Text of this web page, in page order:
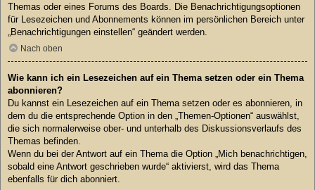
Themas oder eines Forums des Boards. Die Benachrichtigungsoptionen
für Lesezeichen und Abonnements können im persönlichen Bereich unter
„Benachrichtigungen einstellen“ geändert werden.
Nach oben
Wie kann ich ein Lesezeichen auf ein Thema setzen oder ein Thema
abonnieren?
Du kannst ein Lesezeichen auf ein Thema setzen oder es abonnieren, in
dem du die entsprechende Option in den „Themen-Optionen“ auswählst,
die sich normalerweise ober- und unterhalb des Diskussionsverlaufs des
Themas befinden.
Wenn du bei der Antwort auf ein Thema die Option „Mich benachrichtigen,
sobald eine Antwort geschrieben wurde“ aktivierst, wird das Thema
ebenfalls für dich abonniert.